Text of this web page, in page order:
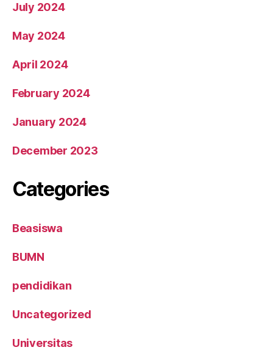
July 2024
May 2024
April 2024
February 2024
January 2024
December 2023
Categories
Beasiswa
BUMN
pendidikan
Uncategorized
Universitas